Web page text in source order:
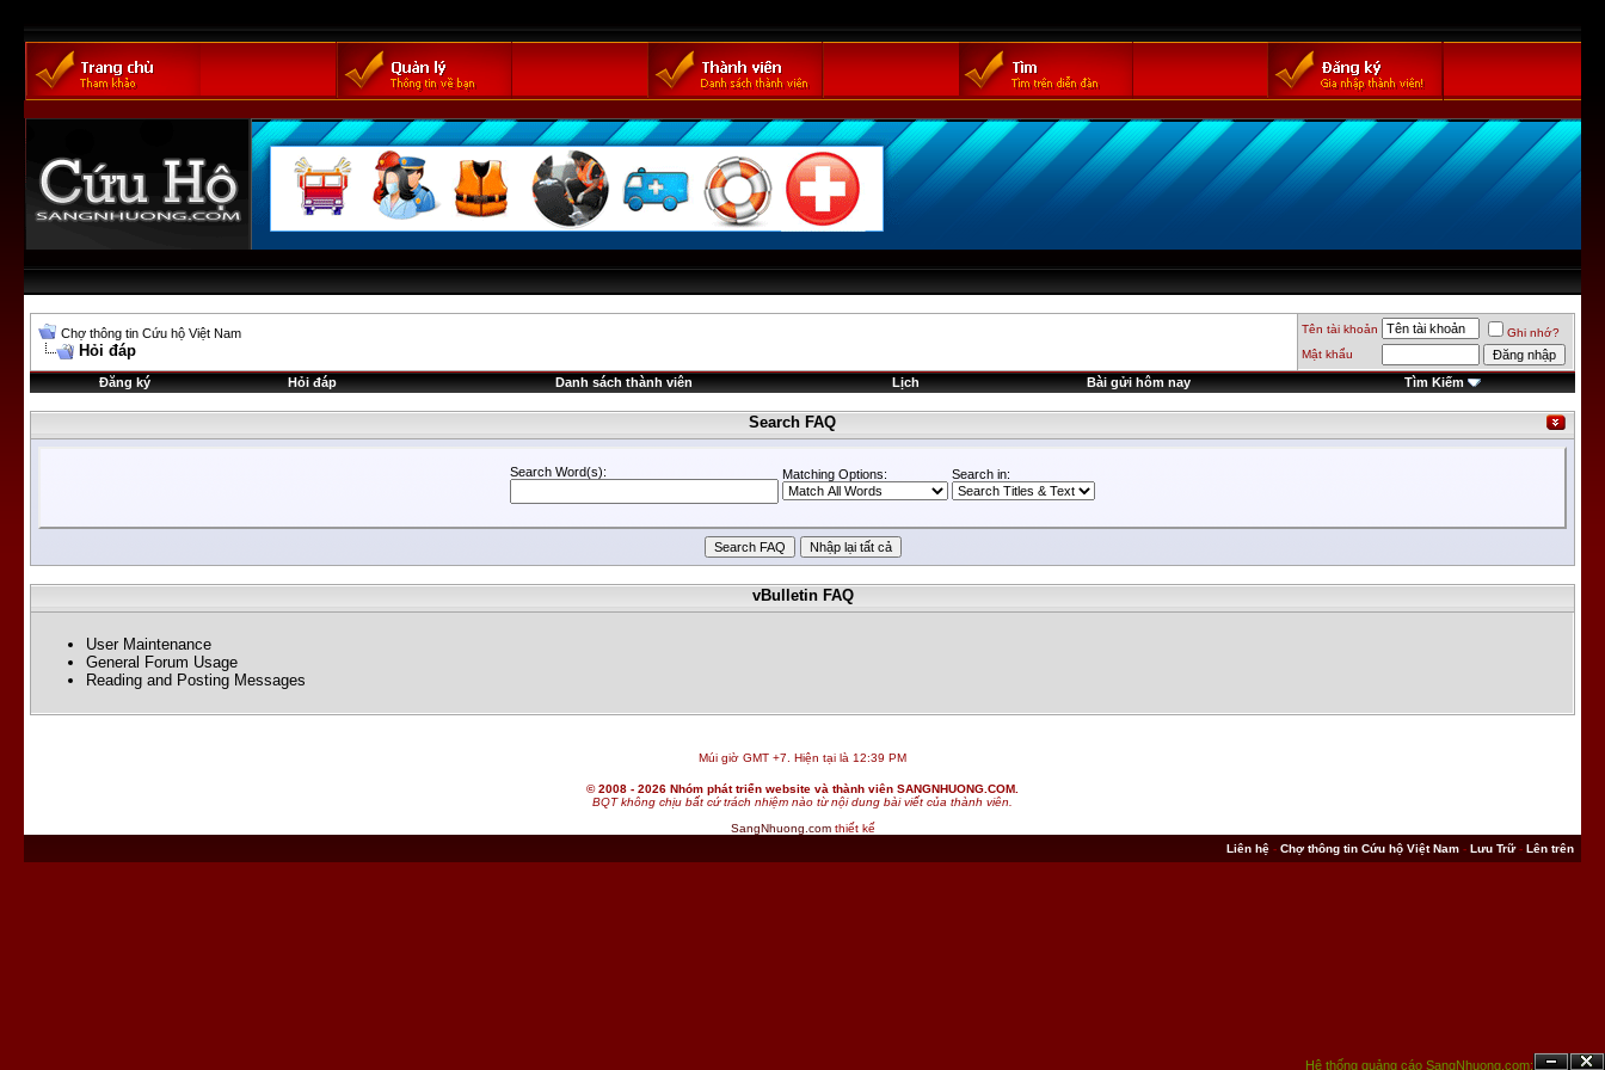
Chợ thông tin Cứu hộ Việt Nam
Hỏi đáp
Tên tài khoản
Ghi nhớ?
Mật khẩu
Đăng ký Hỏi đáp Danh sách thành viên Lịch Bài gửi hôm nay Tìm Kiếm
Search FAQ
Search Word(s): Matching Options: Search in:
vBulletin FAQ
User Maintenance
General Forum Usage
Reading and Posting Messages
Hệ thống quảng cáo SangNhuong.com;
Múi giờ GMT +7. Hiện tại là 12:39 PM
© 2008 - 2026 Nhóm phát triển website và thành viên SANGNHUONG.COM.
BQT không chịu bất cứ trách nhiệm nào từ nội dung bài viết của thành viên.
SangNhuong.comthiết kế
Liên hệ - Chợ thông tin Cứu hộ Việt Nam - Lưu Trữ- Lên trên